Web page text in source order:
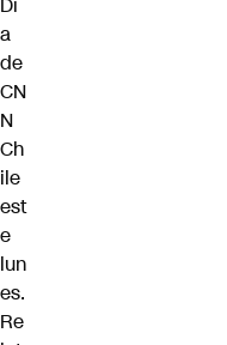
a
de
CN
N
Ch
ile
est
e
lun
es.
Re